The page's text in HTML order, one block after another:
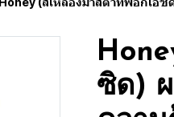
ซิด) ผ